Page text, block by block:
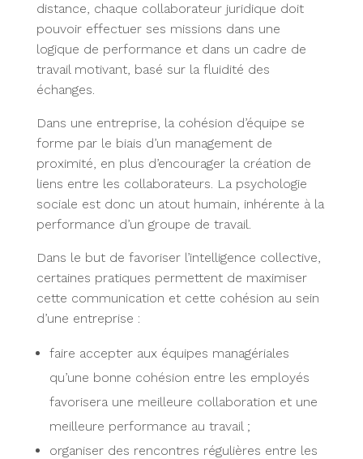
distance, chaque collaborateur juridique doit
pouvoir effectuer ses missions dans une
logique de performance et dans un cadre de
travail motivant, basé sur la fluidité des
échanges.
Dans une entreprise, la cohésion d’équipe se
forme par le biais d’un management de
proximité, en plus d’encourager la création de
liens entre les collaborateurs. La psychologie
sociale est donc un atout humain, inhérente à la
performance d’un groupe de travail.
Dans le but de favoriser l’intelligence collective,
certaines pratiques permettent de maximiser
cette communication et cette cohésion au sein
d’une entreprise :
faire accepter aux équipes managériales
qu’une bonne cohésion entre les employés
favorisera une meilleure collaboration et une
meilleure performance au travail ;
organiser des rencontres régulières entre les